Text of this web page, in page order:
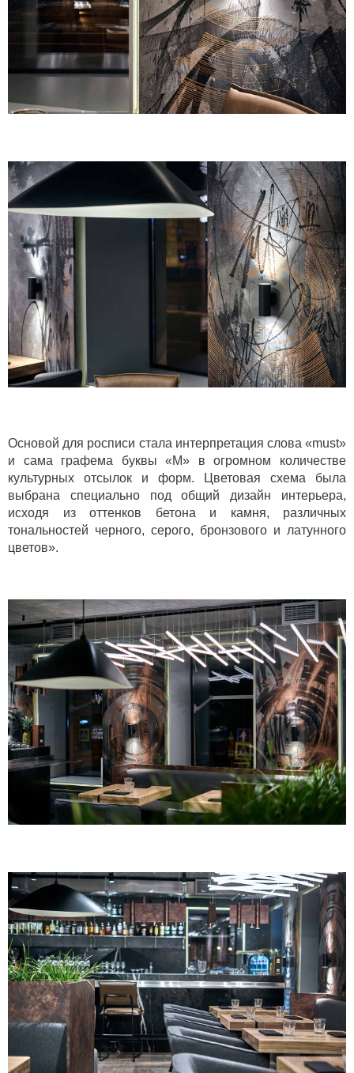
Основой для росписи стала интерпретация слова «must»
и сама графема буквы «М» в огромном количестве
культурных отсылок и форм. Цветовая схема была
выбрана специально под общий дизайн интерьера,
исходя из оттенков бетона и камня, различных
тональностей черного, серого, бронзового и латунного
цветов».